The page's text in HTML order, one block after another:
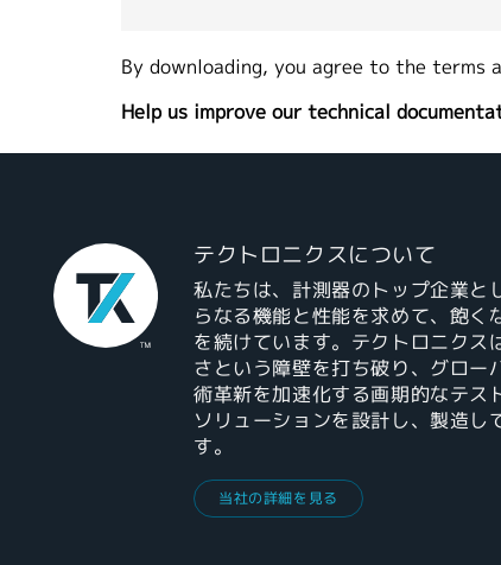
By downloading, you agree to the terms
Help us improve our technical
テクトロニクスについて
私たちは、計測器のトップ企業と
らなる機能と性能を求めて、飽く
を続けています。テクトロニクス
さという障壁を打ち破り、グロー
術革新を加速化する画期的なテス
ソリューションを設計し、製造し
す。
当社の詳細を見る